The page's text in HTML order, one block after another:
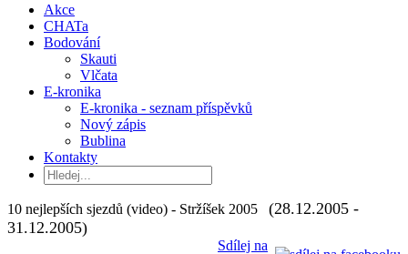
Akce
CHATa
Bodování
Skauti
Vlčata
E-kronika
E-kronika - seznam příspěvků
Nový zápis
Bublina
Kontakty
10 nejlepších sjezdů (video) - Stržíšek 2005 (28.12.2005 -
31.12.2005)
Sdílej na